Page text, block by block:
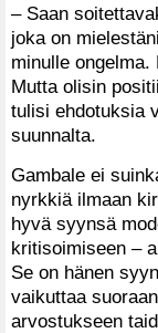
– Saan
joka on
minulle
Mutta olisin
tulisi ehdotuksia
suunnalta.
Gambale ei
nyrkkiä ilmaan
hyvä syynsä
kritisoimiseen –
Se on hänen
vaikuttaa
arvostukseen